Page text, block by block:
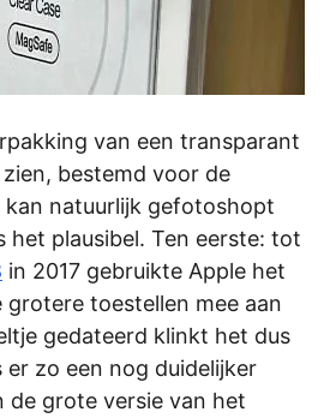
van een transparant
bestemd voor de
kan natuurlijk gefotoshopt
het plausibel. Ten eerste: tot
in 2017 gebruikte Apple het
grotere toestellen mee aan
gedateerd klinkt het dus
zo een nog duidelijker
de grote versie van het